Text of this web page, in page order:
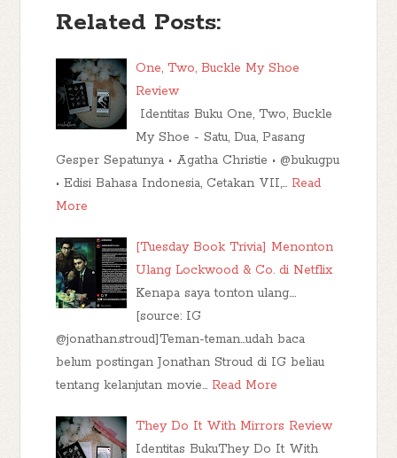
Related Posts:
One, Two, Buckle My Shoe
Review
Identitas Buku One, Two, Buckle
My Shoe - Satu, Dua, Pasang
Gesper Sepatunya • Agatha Christie • @bukugpu
• Edisi Bahasa Indonesia, Cetakan VII,… Read
More
[Tuesday Book Trivia] Menonton
Ulang Lockwood & Co. di Netflix
Kenapa saya tonton ulang....
[source: IG
@jonathan.stroud]Teman-teman...udah baca
belum postingan Jonathan Stroud di IG beliau
tentang kelanjutan movie… Read More
They Do It With Mirrors Review
Identitas BukuThey Do It With